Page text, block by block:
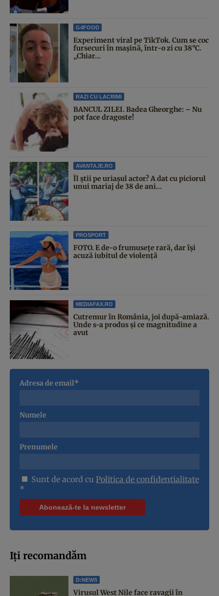
G4FOOD
Experiment viral pe TikTok. Cum se coc
fursecuri în mașină, într-o zi cu 38°C.
„Chiar...
RAZI CU LACRIMI
BANCUL ZILEI. Badea Gheorghe: – Nu
pot face dragoste!
AVANTAJE.RO
Îl știi pe uriașul actor? A dat cu piciorul
unui mariaj de 38 de ani...
PROSPORT
FOTO. E de-o frumusețe rară, dar își
acuză iubitul de violență
MEDIAFAX.RO
Cutremur în România, joi după-amiază.
Unde s-a produs și ce magnitudine a
avut
Adresa de email*
Numele
Prenumele
Sunt de acord cu Politica de confidentialitate
*
Iți recomandăm
D:NEWS
Virusul West Nile face ravagii în